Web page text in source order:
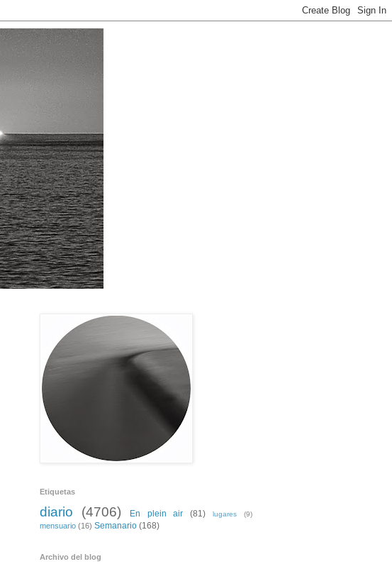
Etiquetas
diario (4706) En plein air (81) lugares (9)
mensuario (16) Semanario (168)
Archivo del blog